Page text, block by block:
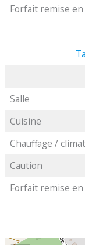
Forfait remise
Salle
Cuisine
Chauffage /
Caution
Forfait remise